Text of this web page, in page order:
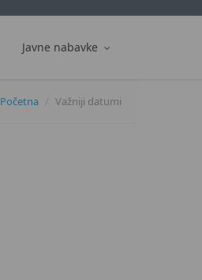
Javne nabavke
Početna Važniji datumi